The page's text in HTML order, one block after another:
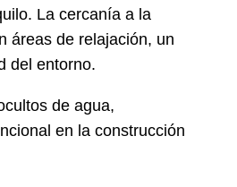
La cercanía a la
áreas de relajación, un
del entorno.
de agua,
en la construcción